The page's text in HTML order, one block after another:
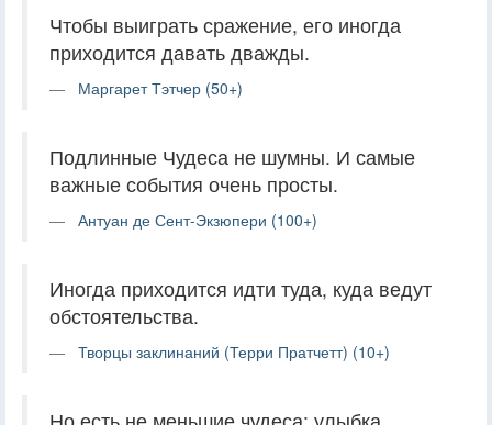
Чтобы выиграть сражение, его иногда
приходится давать дважды.
Маргарет Тэтчер (50+)
Подлинные Чудеса не шумны. И самые
важные события очень просты.
Антуан де Сент-Экзюпери (100+)
Иногда приходится идти туда, куда ведут
обстоятельства.
Творцы заклинаний (Терри Пратчетт) (10+)